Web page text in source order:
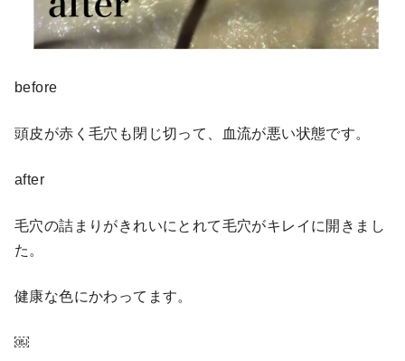
before
頭皮が赤く毛穴も閉じ切って、血流が悪い状態です。
after
毛穴の詰まりがきれいにとれて毛穴がキレイに開きまし
た。
健康な色にかわってます。
￼